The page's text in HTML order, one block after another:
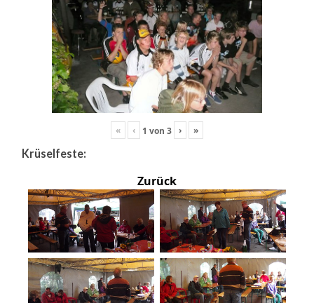
« ‹ 1 von 3 › »
Krüselfeste:
Zurück